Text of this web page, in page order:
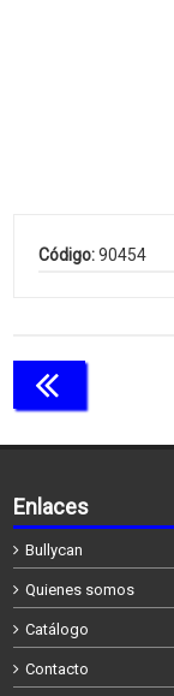
Código:90454
Enlaces
Bullycan
Quienes somos
Catálogo
Contacto